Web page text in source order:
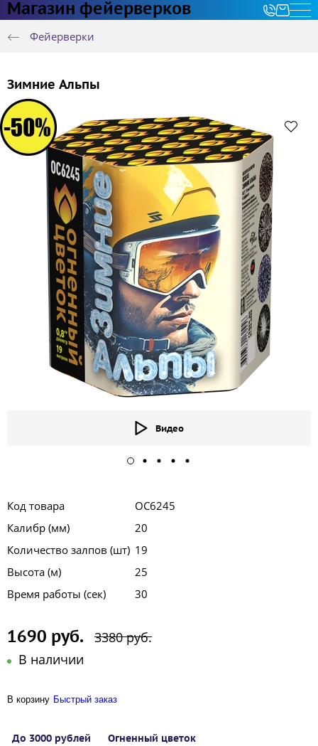
Магазин фейерверков
Фейерверки
Зимние Альпы
Видео
Код товара
ОС6245
Калибр (мм)
20
Количество залпов (шт) 19
Высота (м)
25
Время работы (сек)
30
1690 руб.
3380 руб.
В наличии
В корзину Быстрый заказ
До 3000 рублей Огненный цветок